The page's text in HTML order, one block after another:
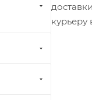
курьеру